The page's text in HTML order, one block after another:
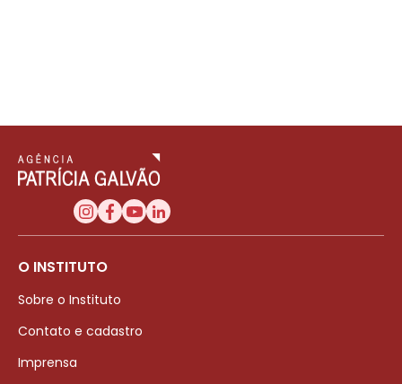
O INSTITUTO
Sobre o Instituto
Contato e cadastro
Imprensa